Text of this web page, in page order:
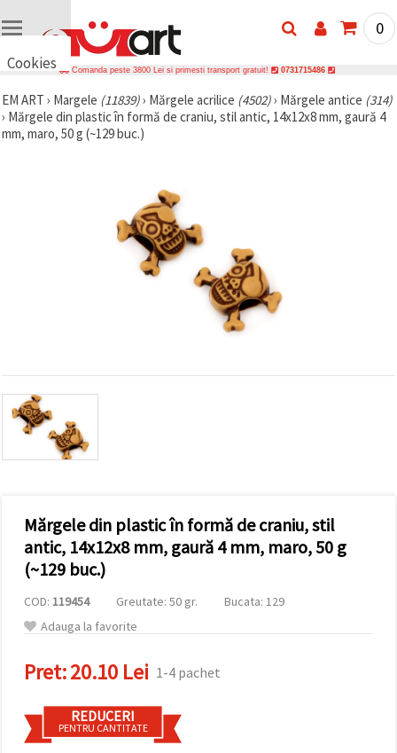
Cookies
vrem să vă
oferim
câteva
cookie -uri.
vizitele.
Puteți fi de
acord să
toate
site!" Sau să
vă indicați
preferințele
în setări
selectând
cookie -uri
dat și
făcând clic
"Salvați"
Аcceptati
toate!
0
Comanda peste 3800 Lei si primesti transport gratuit! 0731715486
EM ART › Margele (11839)› Mărgele acrilice (4502)› Mărgele antice (314)
› Mărgele din plastic în formă de craniu, stil antic, 14x12x8 mm, gaură 4
mm, maro, 50 g (~129 buc.)
Mărgele din plastic în formă de craniu, stil
antic, 14x12x8 mm, gaură 4 mm, maro, 50 g
(~129 buc.)
COD: 119454 Greutate: 50 gr.
Bucata: 129
Adauga la favorite
Pret:20.10 Lei 1-4 pachet
REDUCERI
PENTRU CANTITATE